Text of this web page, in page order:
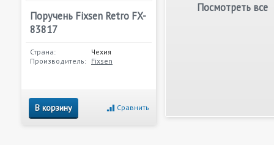
Поручень Fixsen Retro FX-
83817
Страна:
Чехия
Производитель: Fixsen
В корзину Сравнить
Посмотреть все